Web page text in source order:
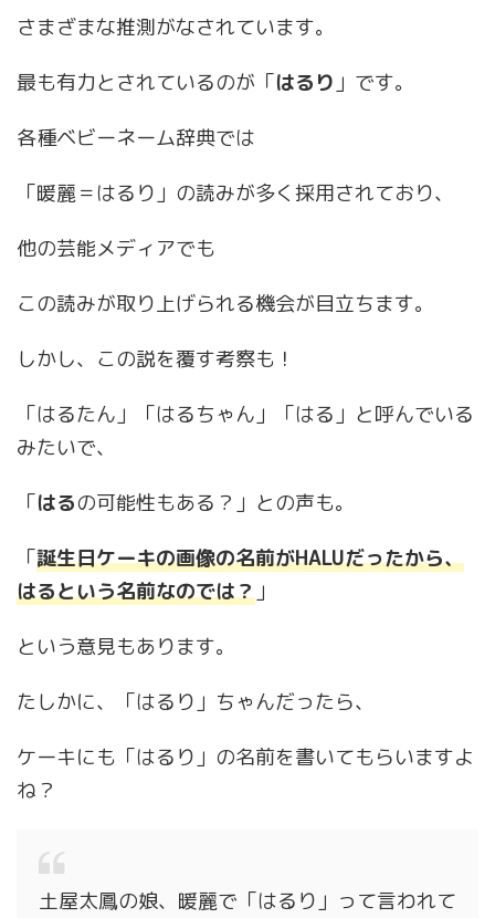
さまざまな推測がなされています。
最も有力とされているのが「はるり」です。
各種ベビーネーム辞典では
「暖麗＝はるり」の読みが多く採用されており、
他の芸能メディアでも
この読みが取り上げられる機会が目立ちます。
しかし、この説を覆す考察も！
「はるたん」「はるちゃん」「はる」と呼んでいる
みたいで、
「はるの可能性もある？」との声も。
「誕生日ケーキの画像の名前がHALUだったから、
はるという名前なのでは？」
という意見もあります。
たしかに、「はるり」ちゃんだったら、
ケーキにも「はるり」の名前を書いてもらいますよ
ね？
土屋太鳳の娘、暖麗で「はるり」って言われて